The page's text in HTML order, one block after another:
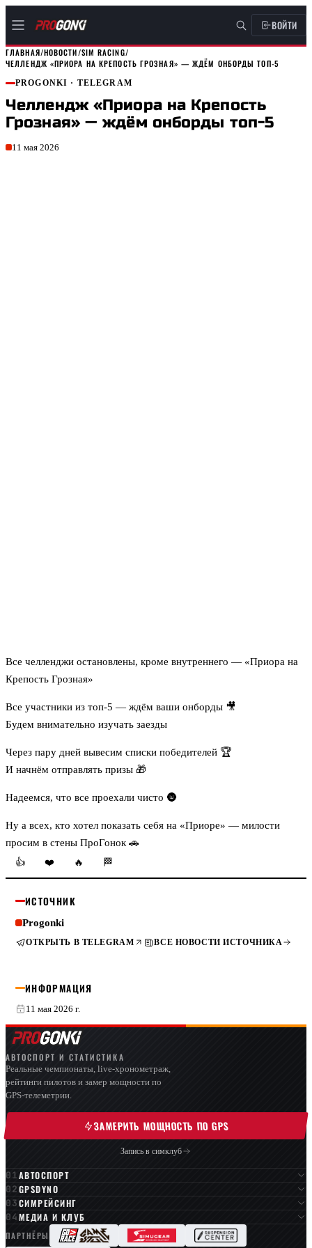
ВОЙТИ
ГЛАВНАЯ/НОВОСТИ/SIM RACING/
ЧЕЛЛЕНДЖ «ПРИОРА НА КРЕПОСТЬ ГРОЗНАЯ» — ЖДЁМ ОНБОРДЫ ТОП-5
PROGONKI · TELEGRAM
Челлендж «Приора на Крепость
Грозная» — ждём онборды топ-5
11 мая 2026
Все челленджи остановлены, кроме внутреннего — «Приора на
Крепость Грозная»
Все участники из топ-5 — ждём ваши онборды 🎥
Будем внимательно изучать заезды
Через пару дней вывесим списки победителей 🏆
И начнём отправлять призы 🎁
Надеемся, что все проехали чисто 🌚
Ну а всех, кто хотел показать себя на «Приоре» — милости
просим в стены ПроГонок 🚗
👍
❤️ 🔥 🏁
ИСТОЧНИК
Progonki
ОТКРЫТЬ В TELEGRAM ВСЕ НОВОСТИ ИСТОЧНИКА
ИНФОРМАЦИЯ
11 мая 2026 г.
АВТОСПОРТ И СТАТИСТИКА
Реальные чемпионаты, live-хронометраж,
рейтинги пилотов и замер мощности по
GPS-телеметрии.
ЗАМЕРИТЬ МОЩНОСТЬ ПО GPS
Запись в симклуб
АВТОСПОРТ
GPSDYNO
СИМРЕЙСИНГ
МЕДИА И КЛУБ
ПАРТНЁРЫ